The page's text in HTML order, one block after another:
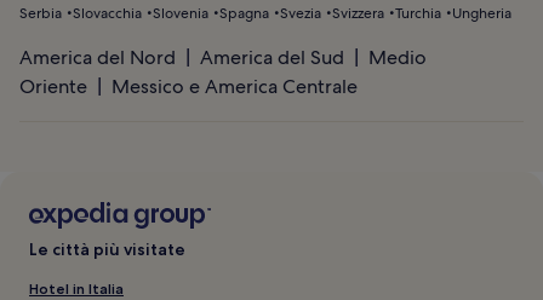
Serbia Slovacchia Slovenia Spagna Svezia Svizzera Turchia Ungheria
America del Nord America del Sud
Medio
Oriente
Messico e America Centrale
Le città più visitate
Hotel in Italia